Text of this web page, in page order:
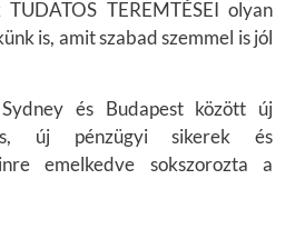
TEREMTÉSEI olyan
is, amit szabad szemmel is jól
és Budapest között új
új pénzügyi sikerek és
emelkedve sokszorozta a